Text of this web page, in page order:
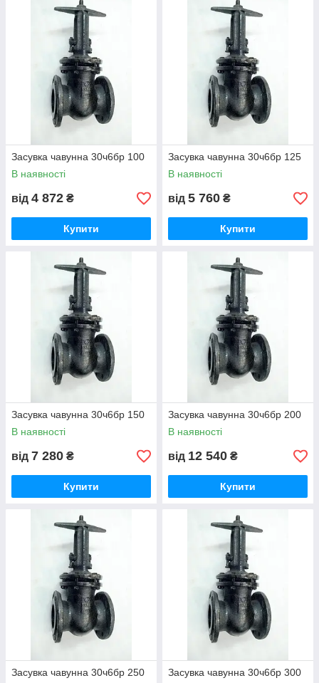
Засувка чавунна 30ч6бр 100
В наявності
від 4 872 ₴
Купити
Засувка чавунна 30ч6бр 125
В наявності
від 5 760 ₴
Купити
Засувка чавунна 30ч6бр 150
В наявності
від 7 280 ₴
Купити
Засувка чавунна 30ч6бр 200
В наявності
від 12 540 ₴
Купити
Засувка чавунна 30ч6бр 250
Засувка чавунна 30ч6бр 300